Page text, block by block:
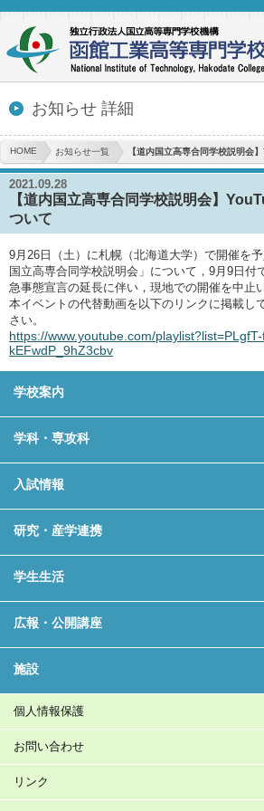
お知らせ 詳細
HOME お知らせ一覧 【道内国立高専合同学校説明会
2021.09.28
【道内国立高専合同学校説明会】
ついて
9月26日（土）に札幌（北海道大学）で開催を
国立高専合同学校説明会」について，9月9日付
急事態宣言の延長に伴い，現地での開催を中止
本イベントの代替動画を以下のリンクに掲載し
さい。
https://www.youtube.com/
kEFwdP_9hZ3cbv
学校案内
学科・専攻科
入試情報
研究・産学連携
学生生活
広報・公開講座
施設
個人情報保護
お問い合わせ
リンク